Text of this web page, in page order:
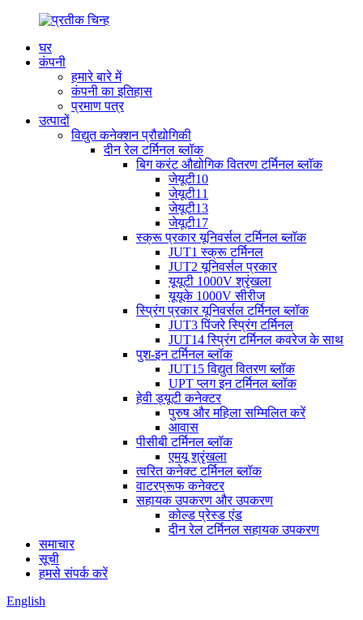
घर
कंपनी
हमारे बारे में
कंपनी का इतिहास
प्रमाण पत्र
उत्पादों
विद्युत कनेक्शन प्रौद्योगिकी
दीन रेल टर्मिनल ब्लॉक
बिग करंट औद्योगिक वितरण टर्मिनल ब्लॉक
जेयूटी10
जेयूटी11
जेयूटी13
जेयूटी17
स्क्रू प्रकार यूनिवर्सल टर्मिनल ब्लॉक
JUT1 स्क्रू टर्मिनल
JUT2 यूनिवर्सल प्रकार
यूयूटी 1000V श्रृंखला
यूयूके 1000V सीरीज
स्प्रिंग प्रकार यूनिवर्सल टर्मिनल ब्लॉक
JUT3 पिंजरे स्प्रिंग टर्मिनल
JUT14 स्प्रिंग टर्मिनल कवरेज के साथ
पुश-इन टर्मिनल ब्लॉक
JUT15 विद्युत वितरण ब्लॉक
UPT प्लग इन टर्मिनल ब्लॉक
हेवी ड्यूटी कनेक्टर
पुरुष और महिला सम्मिलित करें
आवास
पीसीबी टर्मिनल ब्लॉक
एमयू श्रृंखला
त्वरित कनेक्ट टर्मिनल ब्लॉक
वाटरप्रूफ कनेक्टर
सहायक उपकरण और उपकरण
कोल्ड प्रेस्ड एंड
दीन रेल टर्मिनल सहायक उपकरण
समाचार
सूची
हमसे संपर्क करें
English